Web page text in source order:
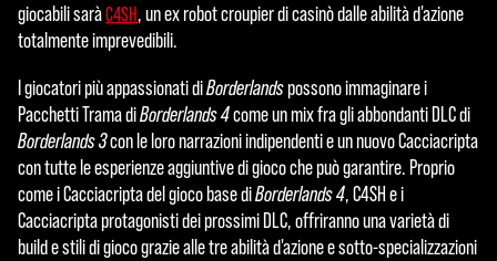
giocabili saràC4SH, un ex robot croupier di casinò dalle abilità d'azione
totalmente imprevedibili.
I giocatori più appassionati diBorderlandspossono immaginare i
Pacchetti Trama diBorderlands 4come un mix fra gli abbondanti DLC di
Borderlands 3con le loro narrazioni indipendenti e un nuovo Cacciacripta
con tutte le esperienze aggiuntive di gioco che può garantire. Proprio
come i Cacciacripta del gioco base diBorderlands 4, C4SH e i
Cacciacripta protagonisti dei prossimi DLC, offriranno una varietà di
build e stili di gioco grazie alle tre abilità d'azione e sotto-specializzazioni